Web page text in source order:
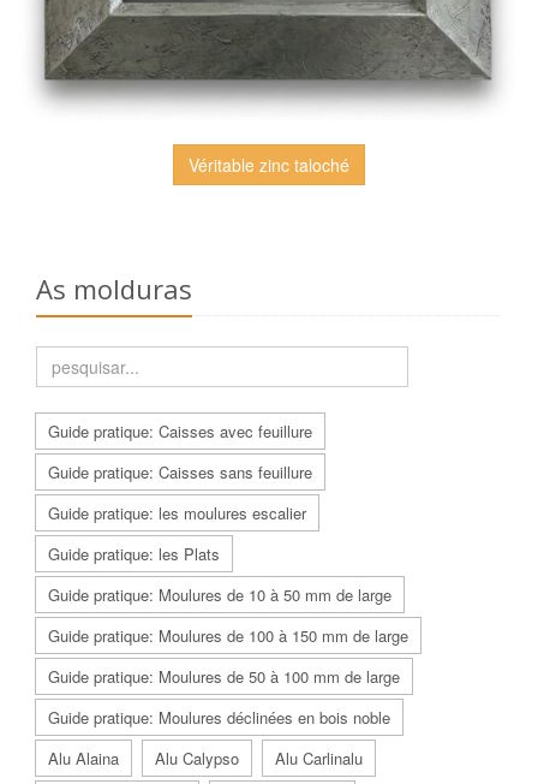
Véritable zinc taloché
As molduras
Guide pratique: Caisses avec feuillure
Guide pratique: Caisses sans feuillure
Guide pratique: les moulures escalier
Guide pratique: les Plats
Guide pratique: Moulures de 10 à 50 mm de large
Guide pratique: Moulures de 100 à 150 mm de large
Guide pratique: Moulures de 50 à 100 mm de large
Guide pratique: Moulures déclinées en bois noble
Alu Alaina
Alu Calypso
Alu Carlinalu